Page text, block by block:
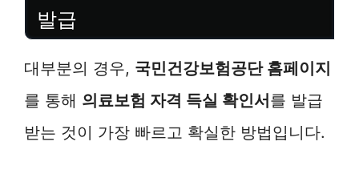
발급
대부분의 경우, 국민건강보험공단 홈페이지
를 통해 의료보험 자격 득실 확인서를 발급
받는 것이 가장 빠르고 확실한 방법입니다.